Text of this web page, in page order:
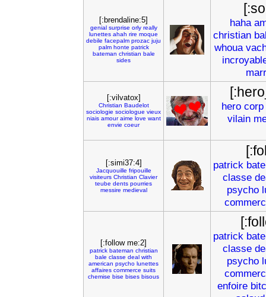
[:brendaline:5]
genial surprise orly really
lunettes ahah rire moque
debile facepalm prozac juju
palm honte patrick
bateman christian bale
sides
haha
christian
whoua
[:vilvatox]
Christian Baudelot
sociologie sociologue vieux
niais amour aime love want
envie coeur
hero corp
vilain
[:simi37:4]
Jacquouille fripouille
visiteurs Christian Clavier
teube dents pourries
messire medieval
patrick
classe
psycho
[:follow me:2]
patrick bateman christian
bale classe deal with
american psycho lunettes
affaires commerce suits
chemise bise bises bisous
patrick
classe
psycho
enfoire